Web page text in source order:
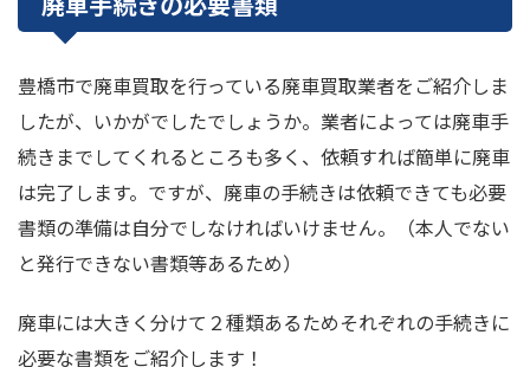
豊橋市で廃車買取を行っている廃車買取業者をご紹介しま
したが、いかがでしたでしょうか。業者によっては廃車手
続きまでしてくれるところも多く、依頼すれば簡単に廃車
は完了します。ですが、廃車の手続きは依頼できても必要
書類の準備は自分でしなければいけません。（本人でない
と発行できない書類等あるため）
廃車には大きく分けて２種類あるためそれぞれの手続きに
必要な書類をご紹介します！